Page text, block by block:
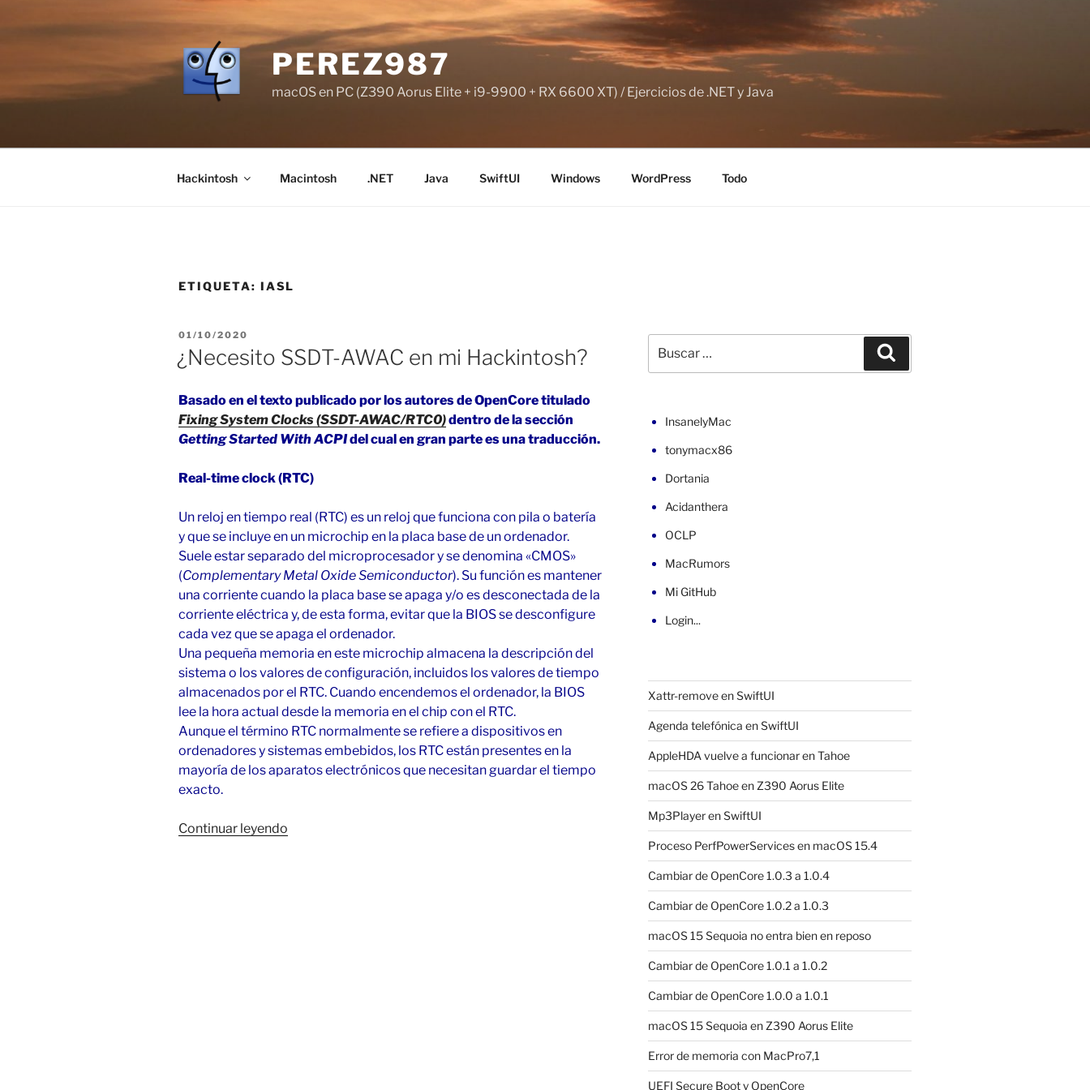
PEREZ987
macOS en PC (Z390 Aorus Elite + i9-9900 + RX 6600 XT) / Ejercicios de .NET y Java
Hackintosh Macintosh .NET Java SwiftUI Windows WordPress Todo
ETIQUETA: IASL
PUBLICADO
EL
01/10/2020
¿Necesito SSDT-AWAC en mi Hackintosh?
Basado en el texto publicado por los autores de OpenCore titulado
Fixing System Clocks (SSDT-AWAC/RTC0)dentro de la sección
Getting Started With ACPIdel cual en gran parte es una traducción.
Real-time clock (RTC)
Un reloj en tiempo real (RTC) es un reloj que funciona con pila o batería
y que se incluye en un microchip en la placa base de un ordenador.
Suele estar separado del microprocesador y se denomina «CMOS»
(Complementary Metal Oxide Semiconductor). Su función es mantener
una corriente cuando la placa base se apaga y/o es desconectada de la
corriente eléctrica y, de esta forma, evitar que la BIOS se desconfigure
cada vez que se apaga el ordenador.
Una pequeña memoria en este microchip almacena la descripción del
sistema o los valores de configuración, incluidos los valores de tiempo
almacenados por el RTC. Cuando encendemos el ordenador, la BIOS
lee la hora actual desde la memoria en el chip con el RTC.
Aunque el término RTC normalmente se refiere a dispositivos en
ordenadores y sistemas embebidos, los RTC están presentes en la
mayoría de los aparatos electrónicos que necesitan guardar el tiempo
exacto.
Continuar leyendo
por:
InsanelyMac
tonymacx86
Dortania
Acidanthera
OCLP
MacRumors
Mi GitHub
Login...
Xattr-remove en SwiftUI
Agenda telefónica en SwiftUI
AppleHDA vuelve a funcionar en Tahoe
macOS 26 Tahoe en Z390 Aorus Elite
Mp3Player en SwiftUI
Proceso PerfPowerServices en macOS 15.4
Cambiar de OpenCore 1.0.3 a 1.0.4
Cambiar de OpenCore 1.0.2 a 1.0.3
macOS 15 Sequoia no entra bien en reposo
Cambiar de OpenCore 1.0.1 a 1.0.2
Cambiar de OpenCore 1.0.0 a 1.0.1
macOS 15 Sequoia en Z390 Aorus Elite
Error de memoria con MacPro7,1
UEFI Secure Boot y OpenCore